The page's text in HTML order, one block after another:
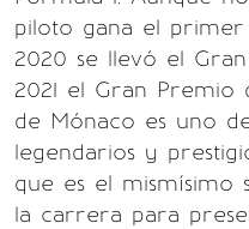
piloto gana el
2020 se llevó el
2021 el Gran Premio
de Mónaco es uno
legendarios y
que es el mismísimo
la carrera para